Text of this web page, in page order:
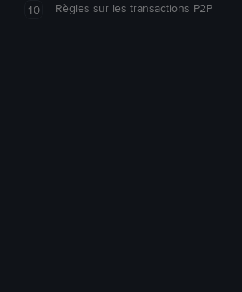
10 Règles sur les transactions P2P